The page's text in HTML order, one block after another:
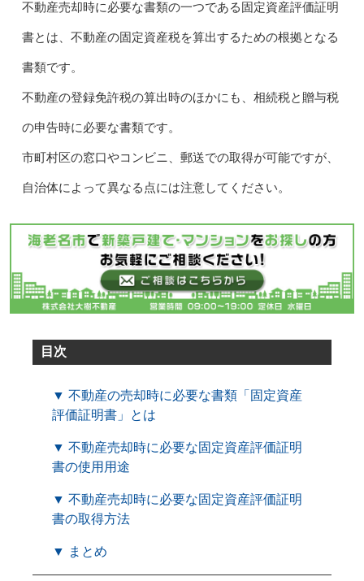
不動産売却時に必要な書類の一つである固定資産評価証明
書とは、不動産の固定資産税を算出するための根拠となる
書類です。
不動産の登録免許税の算出時のほかにも、相続税と贈与税
の申告時に必要な書類です。
市町村区の窓口やコンビニ、郵送での取得が可能ですが、
自治体によって異なる点には注意してください。
目次
▼ 不動産の売却時に必要な書類「固定資産
評価証明書」とは
▼ 不動産売却時に必要な固定資産評価証明
書の使用用途
▼ 不動産売却時に必要な固定資産評価証明
書の取得方法
▼ まとめ